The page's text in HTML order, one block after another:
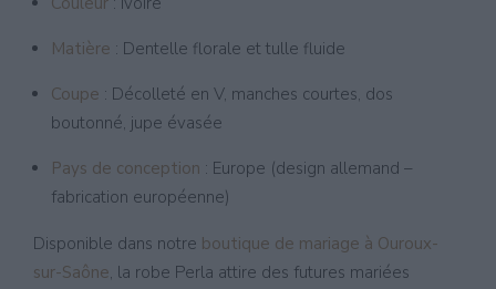
Matière : Dentelle florale et tulle fluide
Coupe : Décolleté en V, manches courtes, dos
boutonné, jupe évasée
Pays de conception : Europe (design allemand –
fabrication européenne)
Disponible dans notre boutique de mariage à Ouroux-
sur-Saône, la robe Perla attire des futures mariées